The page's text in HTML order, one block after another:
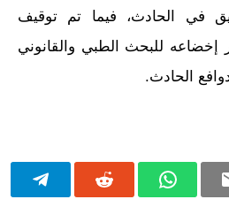
في الحادث، فيما تم توقيف
إخضاعه للبحث الطبي والقانوني
الحادث.